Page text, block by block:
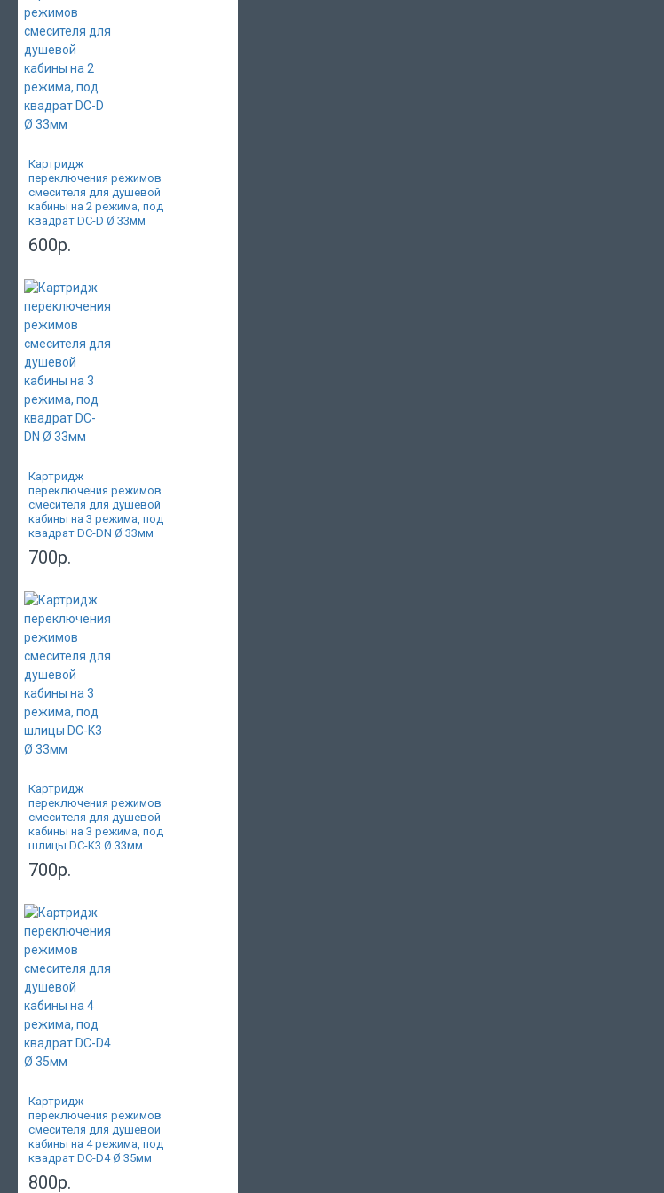
Картридж
переключения режимов
смесителя для душевой
кабины на 2 режима, под
квадрат DC-D Ø 33мм
600р.
Картридж
переключения режимов
смесителя для душевой
кабины на 3 режима, под
квадрат DC-DN Ø 33мм
700р.
Картридж
переключения режимов
смесителя для душевой
кабины на 3 режима, под
шлицы DC-K3 Ø 33мм
700р.
Картридж
переключения режимов
смесителя для душевой
кабины на 4 режима, под
квадрат DC-D4 Ø 35мм
800р.